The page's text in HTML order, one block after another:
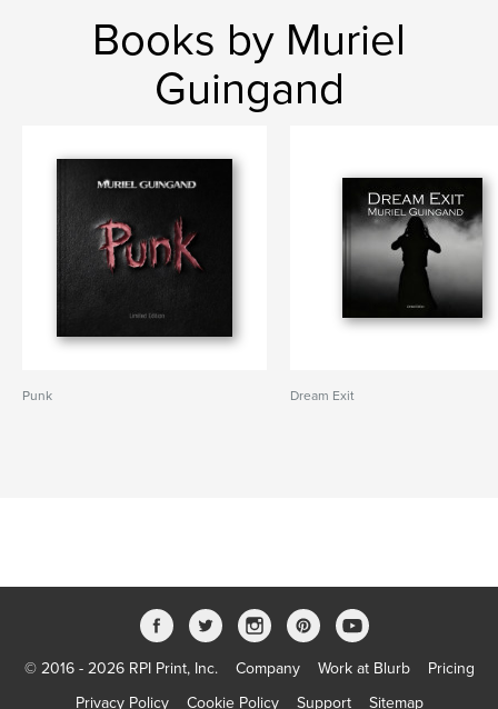
Books by Muriel
Guingand
Punk Dream Exit
© 2016 - 2026 RPI Print, Inc. Company Work at Blurb
Pricing
Privacy Policy
Cookie Policy Support Sitemap